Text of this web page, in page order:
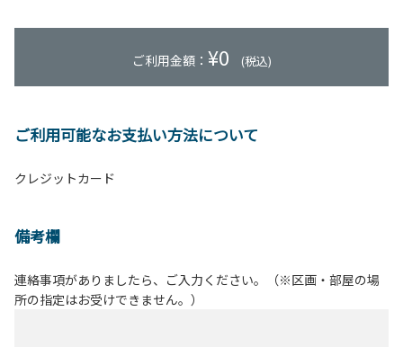
ご利用金額： ¥0 (税込)
ご利用可能なお支払い方法について
クレジットカード
備考欄
連絡事項がありましたら、ご入力ください。（※区画・部屋の場
所の指定はお受けできません。）